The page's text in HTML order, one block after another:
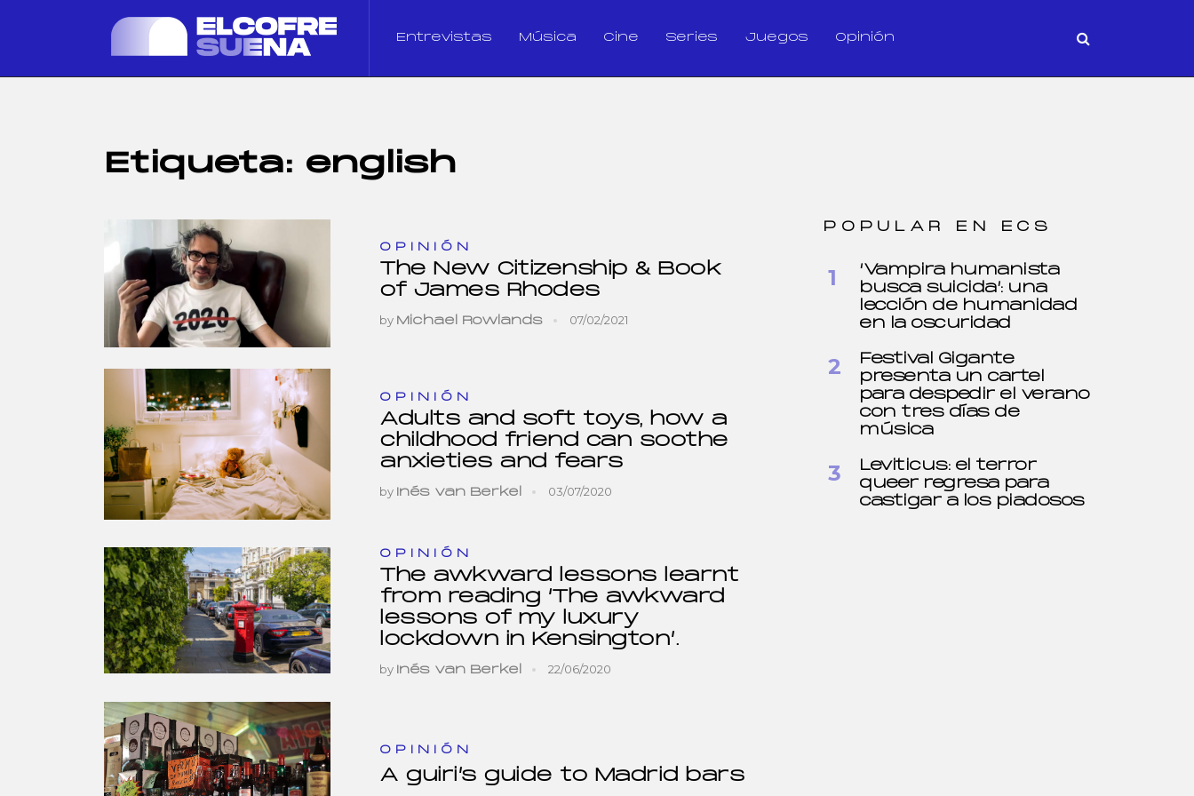
Entrevistas Música Cine Series Juegos Opinión
Etiqueta: english
OPINIÓN
The New Citizenship & Book
of James Rhodes
by Michael Rowlands 07/02/2021
OPINIÓN
Adults and soft toys, how a
childhood friend can soothe
anxieties and fears
by Inés van Berkel 03/07/2020
OPINIÓN
The awkward lessons learnt
from reading ‘The awkward
lessons of my luxury
lockdown in Kensington’.
by Inés van Berkel 22/06/2020
OPINIÓN
A guiri’s guide to Madrid bars
POPULAR EN ECS
‘Vampira humanista
busca suicida’: una
lección de humanidad
en la oscuridad
Festival Gigante
presenta un cartel
para despedir el verano
con tres días de
música
Leviticus: el terror
queer regresa para
castigar a los piadosos